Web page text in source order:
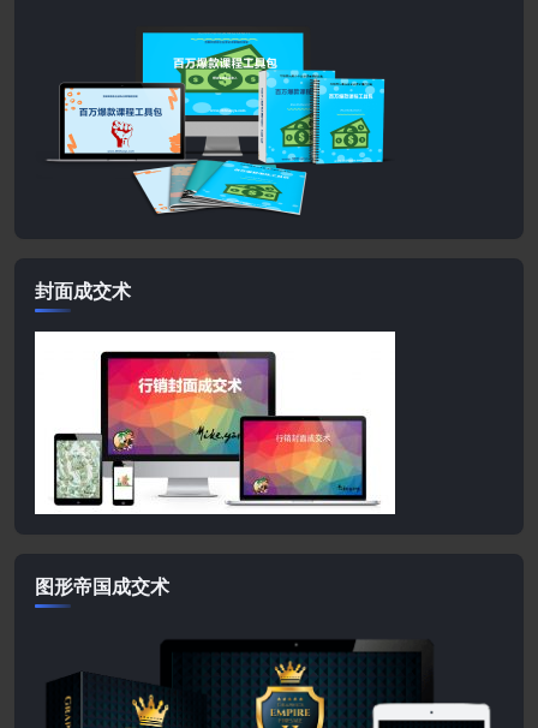
封面成交术
图形帝国成交术